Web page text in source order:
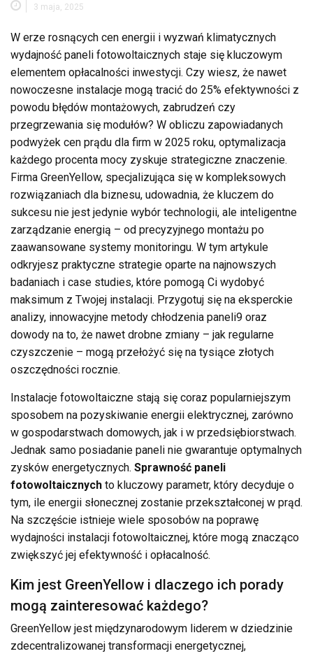
3 maja, 2025
W erze rosnących cen energii i wyzwań klimatycznych
wydajność paneli fotowoltaicznych staje się kluczowym
elementem opłacalności inwestycji. Czy wiesz, że nawet
nowoczesne instalacje mogą tracić do 25% efektywności z
powodu błędów montażowych, zabrudzeń czy
przegrzewania się modułów? W obliczu zapowiadanych
podwyżek cen prądu dla firm w 2025 roku, optymalizacja
każdego procenta mocy zyskuje strategiczne znaczenie.
Firma GreenYellow, specjalizująca się w kompleksowych
rozwiązaniach dla biznesu, udowadnia, że kluczem do
sukcesu nie jest jedynie wybór technologii, ale inteligentne
zarządzanie energią – od precyzyjnego montażu po
zaawansowane systemy monitoringu. W tym artykule
odkryjesz praktyczne strategie oparte na najnowszych
badaniach i case studies, które pomogą Ci wydobyć
maksimum z Twojej instalacji. Przygotuj się na eksperckie
analizy, innowacyjne metody chłodzenia paneli9 oraz
dowody na to, że nawet drobne zmiany – jak regularne
czyszczenie – mogą przełożyć się na tysiące złotych
oszczędności rocznie.
Instalacje fotowoltaiczne stają się coraz popularniejszym
sposobem na pozyskiwanie energii elektrycznej, zarówno
w gospodarstwach domowych, jak i w przedsiębiorstwach.
Jednak samo posiadanie paneli nie gwarantuje optymalnych
zysków energetycznych. Sprawność paneli
fotowoltaicznych to kluczowy parametr, który decyduje o
tym, ile energii słonecznej zostanie przekształconej w prąd.
Na szczęście istnieje wiele sposobów na poprawę
wydajności instalacji fotowoltaicznej, które mogą znacząco
zwiększyć jej efektywność i opłacalność.
Kim jest GreenYellow i dlaczego ich porady
mogą zainteresować każdego?
GreenYellow jest międzynarodowym liderem w dziedzinie
zdecentralizowanej transformacji energetycznej,